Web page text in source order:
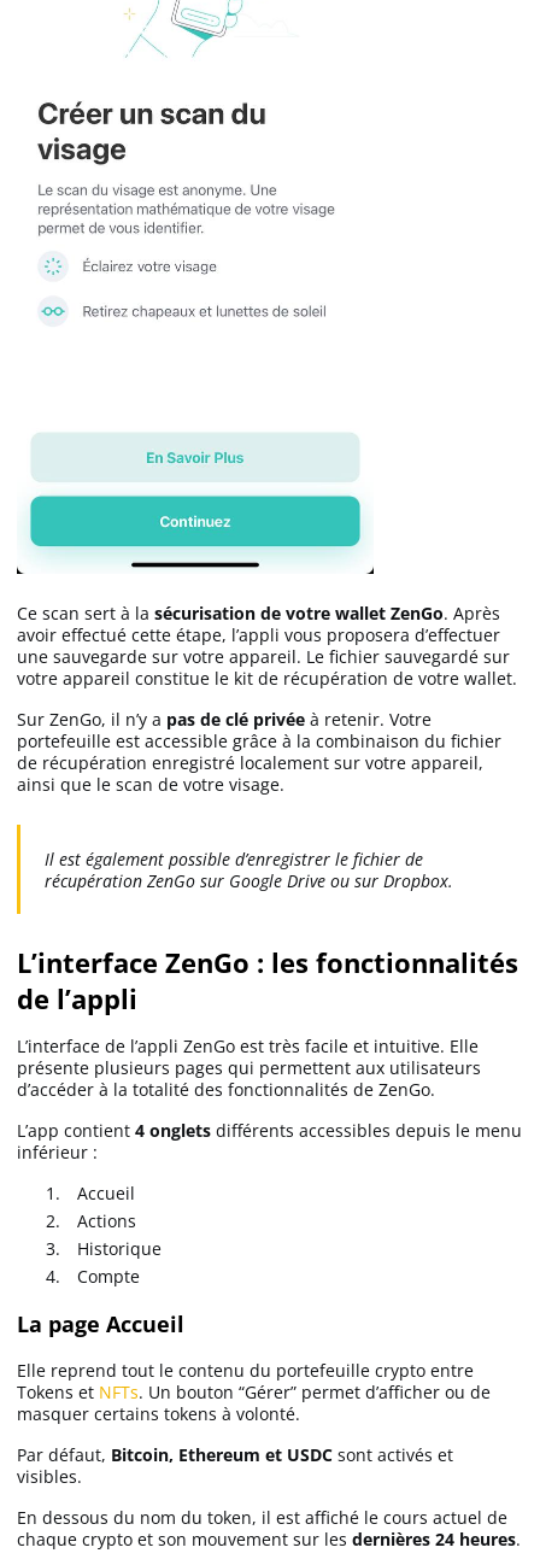
Ce scan sert à la sécurisation de votre wallet ZenGo. Après
avoir effectué cette étape, l’appli vous proposera d’effectuer
une sauvegarde sur votre appareil. Le fichier sauvegardé sur
votre appareil constitue le kit de récupération de votre wallet.
Sur ZenGo, il n’y a pas de clé privée à retenir. Votre
portefeuille est accessible grâce à la combinaison du fichier
de récupération enregistré localement sur votre appareil,
ainsi que le scan de votre visage.
Il est également possible d’enregistrer le fichier de
récupération ZenGo sur Google Drive ou sur Dropbox.
L’interface ZenGo : les fonctionnalités
de l’appli
L’interface de l’appli ZenGo est très facile et intuitive. Elle
présente plusieurs pages qui permettent aux utilisateurs
d’accéder à la totalité des fonctionnalités de ZenGo.
L’app contient 4 onglets différents accessibles depuis le menu
inférieur :
Accueil
Actions
Historique
Compte
La page Accueil
Elle reprend tout le contenu du portefeuille crypto entre
Tokens et NFTs. Un bouton “Gérer” permet d’afficher ou de
masquer certains tokens à volonté.
Par défaut, Bitcoin, Ethereum et USDC sont activés et
visibles.
En dessous du nom du token, il est affiché le cours actuel de
chaque crypto et son mouvement sur les dernières 24 heures.